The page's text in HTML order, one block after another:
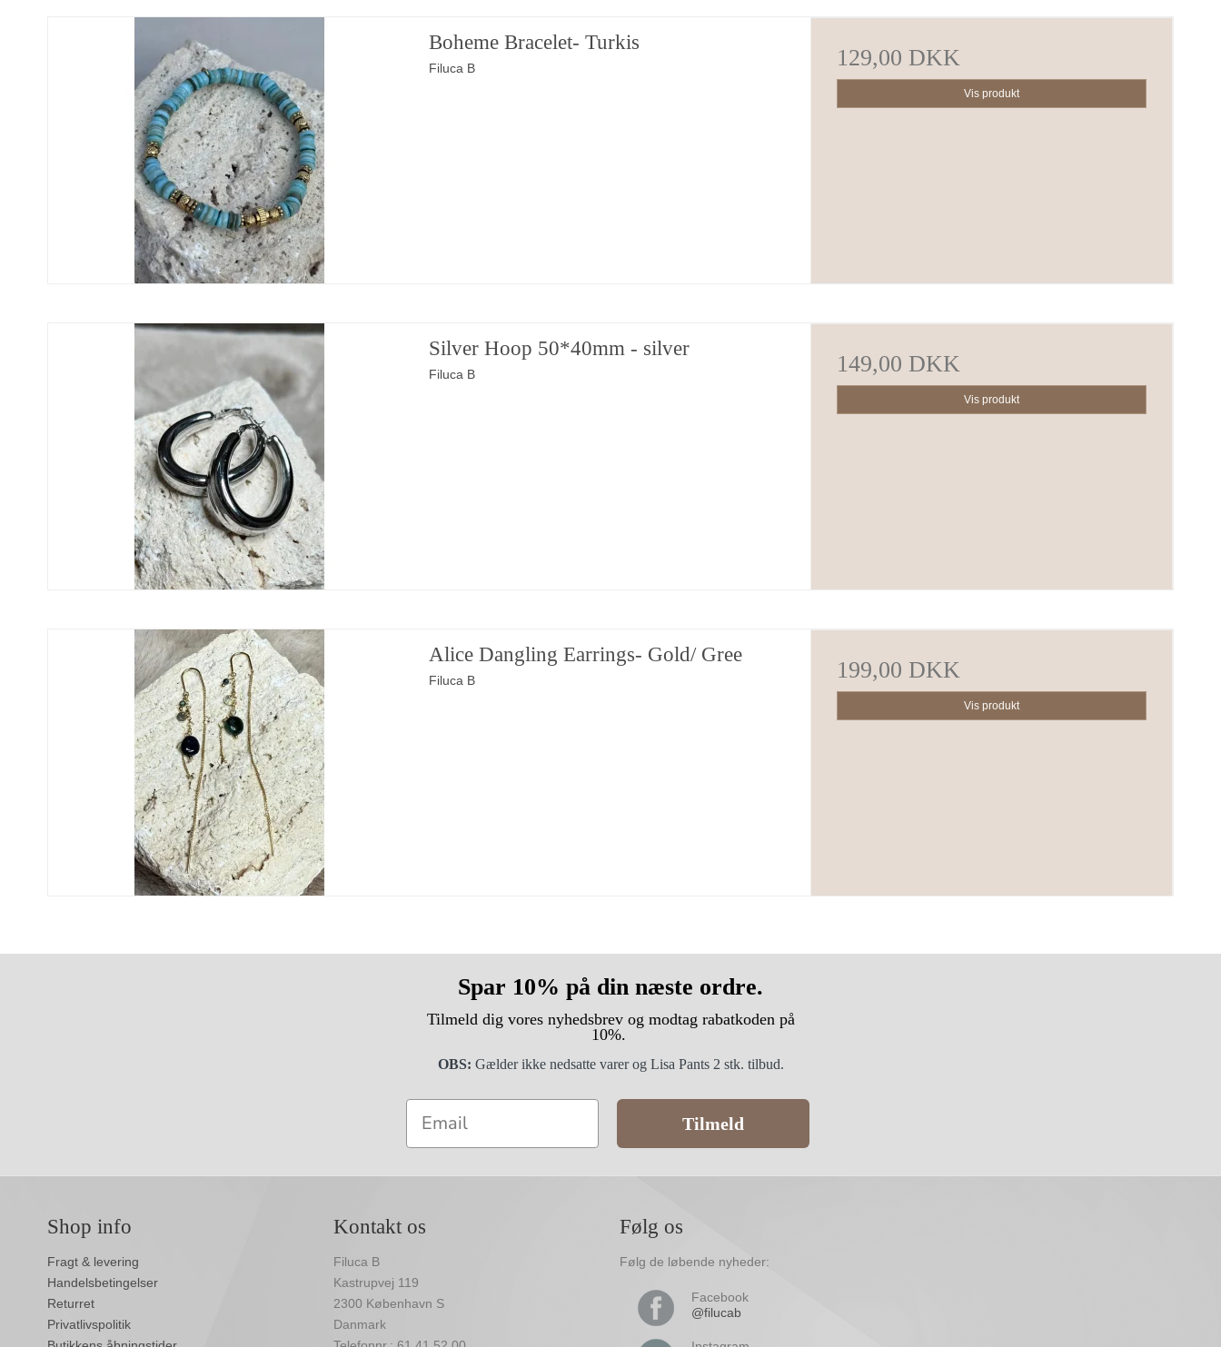
Boheme Bracelet- Turkis
Filuca B 129,00 DKK
Vis produkt
Silver Hoop 50*40mm - silver
Filuca B 149,00 DKK
Vis produkt
Alice Dangling Earrings- Gold/ Gree
Filuca B 199,00 DKK
Vis produkt
Spar 10% på din næste ordre.
Tilmeld dig vores nyhedsbrev og modtag rabatkoden på
10%.
OBS: Gælder ikke nedsatte varer og Lisa Pants 2 stk. tilbud.
Email
Tilmeld
Shop info
Fragt & levering
Handelsbetingelser
Returret
Privatlivspolitik
Kontakt os
Filuca B
Kastrupvej 119
2300 København S
Danmark
Følg os
Følg de løbende nyheder:
Facebook
@filucab